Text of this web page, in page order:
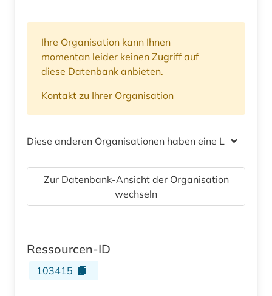
Ihre Organisation kann Ihnen
momentan leider keinen Zugriff auf
diese Datenbank anbieten.
Kontakt zu Ihrer Organisation
Diese anderen Organisationen haben eine Lizenz
Zur Datenbank-Ansicht der Organisation
wechseln
Ressourcen-ID
103415